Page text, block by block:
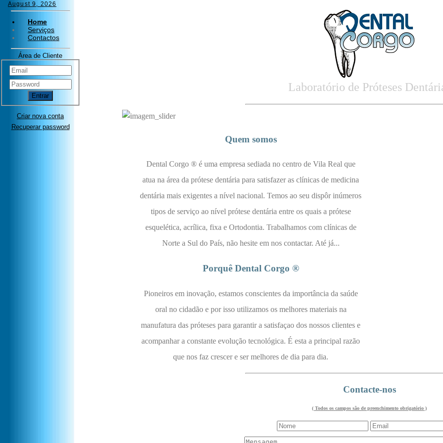
August 9, 2026
Home
Serviços
Contactos
Área de Cliente
Entrar
Criar nova conta
Recuperar password
Laboratório de Próteses
Quem somos
Dental Corgo ® é uma empresa sediada no centro de Vila Real que
atua na área da prótese dentária para satisfazer as clínicas de medicina
dentária mais exigentes a nível nacional. Temos ao seu dispôr inúmeros
tipos de serviço ao nível prótese dentária entre os quais a prótese
esquelética, acrílica, fixa e Ortodontia. Trabalhamos com clínicas de
Norte a Sul do País, não hesite em nos contactar. Até já...
Porquê Dental Corgo ®
Pioneiros em inovação, estamos conscientes da importância da saúde
oral no cidadão e por isso utilizamos os melhores materiais na
manufatura das próteses para garantir a satisfaçao dos nossos clientes e
acompanhar a constante evolução tecnológica. É esta a principal razão
que nos faz crescer e ser melhores de dia para dia.
Contacte-nos
( Todos os campos são de preenchimento obrigatório )